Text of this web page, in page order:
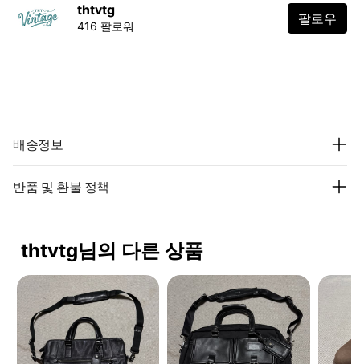
thtvtg
416 팔로워 팔로우
배송정보
반품 및 환불 정책
thtvtg님의 다른 상품